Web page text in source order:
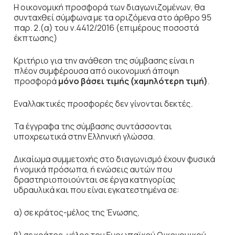
Η οικονομική προσφορά των διαγωνιζομένων, θα
συνταχθεί σύμφωνα με τα οριζόμενα στο άρθρο 95
παρ. 2.(α) του ν.4412/2016 (επιμέρους ποσοστά
έκπτωσης)
Κριτήριο για την ανάθεση της σύμβασης είναι η
πλέον συμφέρουσα από οικονομική άποψη
προσφορά μόνο βάσει τιμής (χαμηλότερη τιμή).
Εναλλακτικές προσφορές δεν γίνονται δεκτές.
Τα έγγραφα της σύμβασης συντάσσονται
υποχρεωτικά στην Ελληνική γλώσσα.
Δικαίωμα συμμετοχής στο διαγωνισμό έχουν φυσικά
ή νομικά πρόσωπα, ή ενώσεις αυτών που
δραστηριοποιούνται σε έργα κατηγορίας
υδραυλικά και που είναι εγκατεστημένα σε:
α) σε κράτος-μέλος της Ένωσης,